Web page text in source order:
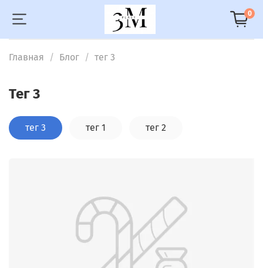
0
Главная Блог тег 3
тег 3
тег 3 тег 1 тег 2